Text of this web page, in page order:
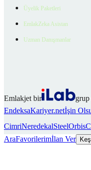
Üyelik Paketleri
EmlakZeka Asistan
Uzman Danışmanlar
Emlakjet bir
EndeksaKariyer.netİşin
CimriNeredekalSteelOrbis
AraFavorilerimİlan Ver